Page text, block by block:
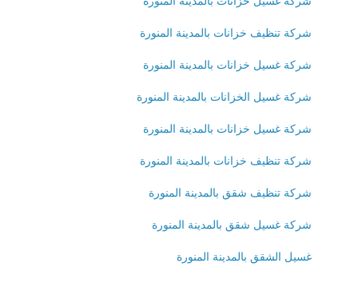
شركة تنظيف خزانات بالمدينة المنورة
شركة غسيل خزانات بالمدينة المنورة
شركة غسيل الخزانات بالمدينة المنورة
شركة غسيل خزانات بالمدينة المنورة
شركة تنظيف خزانات بالمدينة المنورة
شركة تنظيف شقق بالمدينة المنورة
شركة غسيل شقق بالمدينة المنورة
غسيل الشقق بالمدينة المنورة